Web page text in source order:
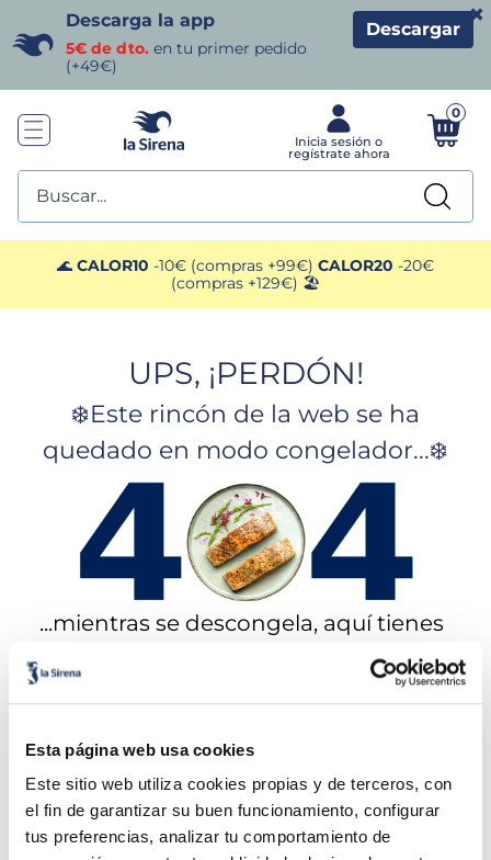
Esta página web usa cookies
Este sitio web utiliza cookies propias y de terceros, con
el fin de garantizar su buen funcionamiento, configurar
tus preferencias, analizar tu comportamiento de
Descarga la app
5€ de dto. en tu primer pedido
(+49€)
Descargar
×
0
Buscar...
🌊 CALOR10 -10€ (compras +99€) CALOR20 -20€
(compras +129€) 🏖️
UPS, ¡PERDÓN!
❄️Este rincón de la web se ha
quedado en modo congelador...❄️
...mientras se descongela, aquí tienes
algunos de nuestros productos estrella:
TÉRMINOS MÁS BUSCADOS
1. helados sirena
patatas
verduras
croquetas
canelones
8.
9. listísimos
10. pollo